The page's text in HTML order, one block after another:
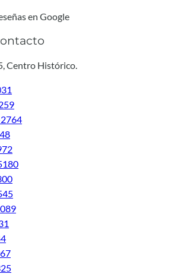
en Google
Centro Histórico.